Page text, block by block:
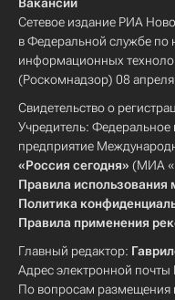
Вакансии
Сетевое издание РИА
в Федеральной службе по
информационных
(Роскомнадзор) 08
Свидетельство о
Учредитель: Федеральное
предприятие
«Россия сегодня» (МИА
Правила использования
Политика
Правила применения
Главный редактор:
Адрес электронной почты
По вопросам размещения